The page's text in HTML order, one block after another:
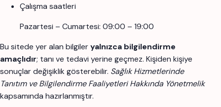
Çalışma saatleri
Pazartesi – Cumartesi: 09:00 – 19:00
Bu sitede yer alan bilgileryalnızca bilgilendirme
amaçlıdır; tanı ve tedavi yerine geçmez. Kişiden kişiye
sonuçlar değişiklik gösterebilir. Sağlık Hizmetlerinde
Tanıtım ve Bilgilendirme Faaliyetleri Hakkında Yönetmelik
kapsamında hazırlanmıştır.